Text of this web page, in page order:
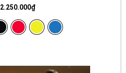
2.250.000₫